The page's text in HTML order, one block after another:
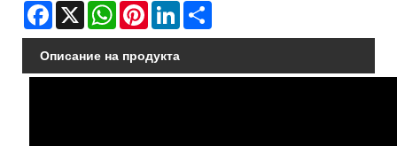
Facebook
X WhatsAppPinterestLinkedIn
Описание на продукта